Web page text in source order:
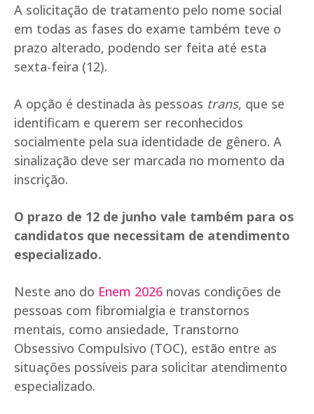
A solicitação de tratamento pelo nome social
em todas as fases do exame também teve o
prazo alterado, podendo ser feita até esta
sexta-feira (12).
A opção é destinada às pessoas trans, que se
identificam e querem ser reconhecidos
socialmente pela sua identidade de gênero. A
sinalização deve ser marcada no momento da
inscrição.
O prazo de 12 de junho vale também para os
candidatos que necessitam de atendimento
especializado.
Neste ano do Enem 2026 novas condições de
pessoas com fibromialgia e transtornos
mentais, como ansiedade, Transtorno
Obsessivo Compulsivo (TOC), estão entre as
situações possíveis para solicitar atendimento
especializado.